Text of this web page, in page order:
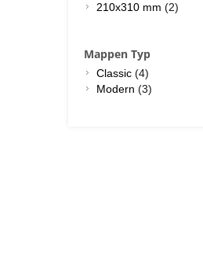
210x310 mm (2)
Mappen Typ
Classic (4)
Modern (3)